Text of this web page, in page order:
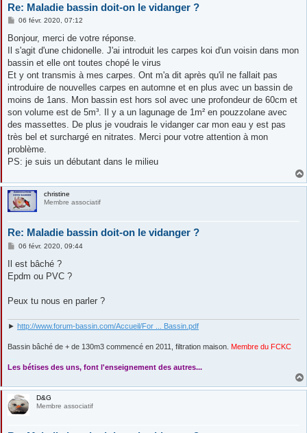
Re: Maladie bassin doit-on le vidanger ?
M
s
a
g
06 févr. 2020, 07:12
Bonjour, merci de votre réponse.
Il s'agit d'une chidonelle. J'ai introduit les carpes koi d'un voisin dans mon
bassin et elle ont toutes chopé le virus
Et y ont transmis à mes carpes. Ont m'a dit après qu'il ne fallait pas
introduire de nouvelles carpes en automne et en plus avec un bassin de
moins de 1ans. Mon bassin est hors sol avec une profondeur de 60cm et
son volume est de 5m³. Il y a un lagunage de 1m² en pouzzolane avec
des massettes. De plus je voudrais le vidanger car mon eau y est pas
très bel et surchargé en nitrates. Merci pour votre attention à mon
problème.
PS: je suis un débutant dans le milieu
christine
Membre associatif
Re: Maladie bassin doit-on le vidanger ?
M
s
a
06 févr. 2020, 09:44
Il est bâché ?
Epdm ou PVC ?
Peux tu nous en parler ?
► http://www.forum-bassin.com/Accueil/For ... Bassin.pdf
Bassin bâché de + de 130m3 commencé en 2011, filtration maison. Membre du FCKC
....
Les bétises des uns, font l'enseignement des autres...
D&G
Membre associatif